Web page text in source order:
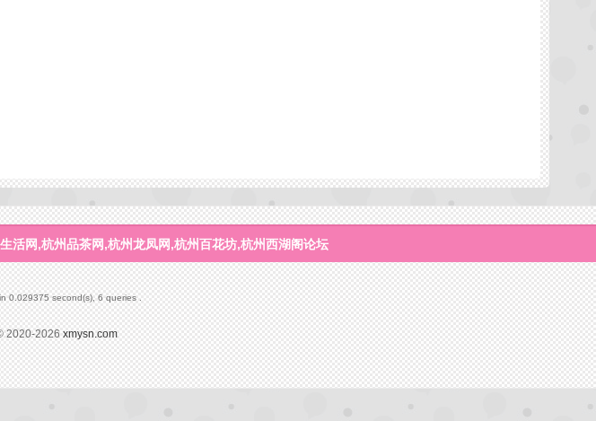
活网,杭州品茶网,杭州龙凤网,杭州百花坊,杭州西湖阁论坛
0.029375 second(s), 6 queries .
2020-2026 xmysn.com